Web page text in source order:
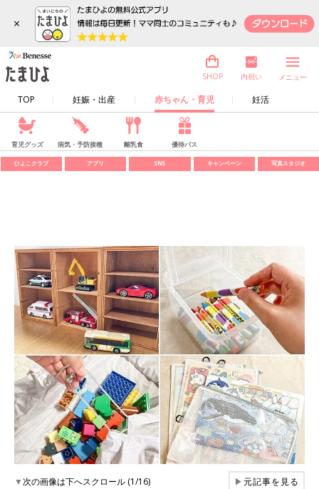
×
TOP 妊娠・出産 赤ちゃん・育児 妊活
SHOP 内祝い メニュー
育児グッズ 病気・予防接種 離乳食 優待パス
ひよこクラブ アプリ SNS キャンペーン 写真スタジオ
▼次の画像は下へスクロール (1/16) ▶元記事を見る